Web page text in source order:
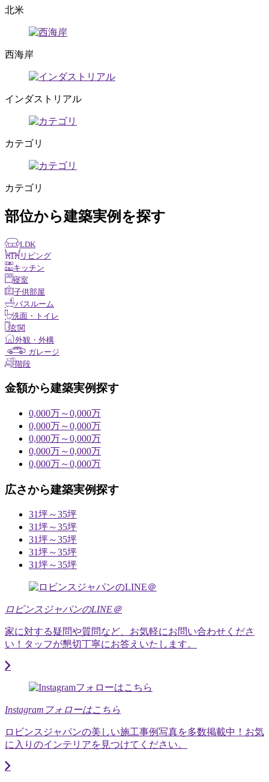
北米
西海岸
インダストリアル
カテゴリ
カテゴリ
部位から建築実例を探す
LDK
リビング
キッチン
寝室
子供部屋
バスルーム
洗面・トイレ
玄関
外観・外構
ガレージ
階段
金額から建築実例探す
0,000万～0,000万
0,000万～0,000万
0,000万～0,000万
0,000万～0,000万
0,000万～0,000万
広さから建築実例探す
31坪～35坪
31坪～35坪
31坪～35坪
31坪～35坪
31坪～35坪
ロビンスジャパンのLINE＠
家に対する疑問や質問など、お気軽にお問い合わせくださ
い！タッフが懇切丁寧にお答えいたします。
Instagramフォローはこちら
ロビンスジャパンの美しい施工事例写真を多数掲載中！お気
に入りのインテリアを見つけてください。